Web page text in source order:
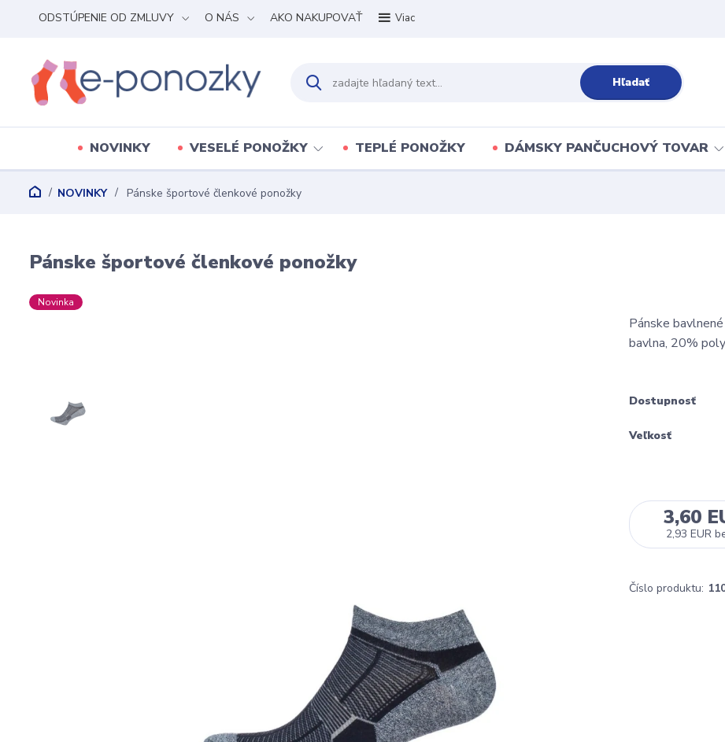
ODSTÚPENIE OD ZMLUVY O NÁS AKO NAKUPOVAŤ Viac
Hľadať
NOVINKY VESELÉ PONOŽKY TEPLÉ PONOŽKY DÁMSKY PANČUCHOVÝ TOVAR
NOVINKY Pánske športové členkové ponožky
Pánske športové členkové ponožky
Novinka
Pánske
bavlna, 20%
Dostupnosť
Veľkosť
3,60
2,93 EUR
Číslo produktu: